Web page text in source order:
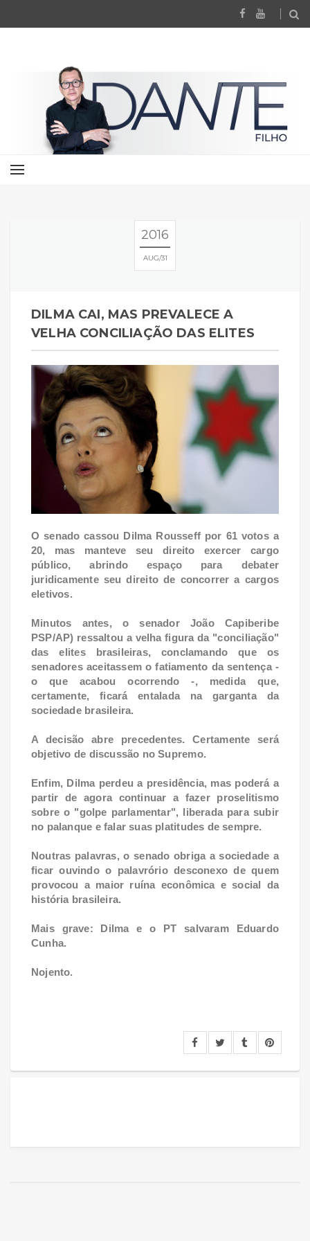
2016
AUG 31
DILMA CAI, MAS PREVALECE A
VELHA CONCILIAÇÃO DAS ELITES
O senado cassou Dilma Rousseff por 61 votos a
20, mas manteve seu direito exercer cargo
público, abrindo espaço para debater
juridicamente seu direito de concorrer a cargos
eletivos.
Minutos antes, o senador João Capiberibe
PSP/AP) ressaltou a velha figura da "conciliação"
das elites brasileiras, conclamando que os
senadores aceitassem o fatiamento da sentença -
o que acabou ocorrendo -, medida que,
certamente, ficará entalada na garganta da
sociedade brasileira.
A decisão abre precedentes. Certamente será
objetivo de discussão no Supremo.
Enfim, Dilma perdeu a presidência, mas poderá a
partir de agora continuar a fazer proselitismo
sobre o "golpe parlamentar", liberada para subir
no palanque e falar suas platitudes de sempre.
Noutras palavras, o senado obriga a sociedade a
ficar ouvindo o palavrório desconexo de quem
provocou a maior ruína econômica e social da
história brasileira.
Mais grave: Dilma e o PT salvaram Eduardo
Cunha.
Nojento.